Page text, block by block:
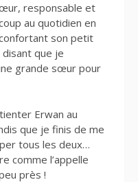
responsable et
au quotidien en
son petit
que je
grande sœur pour
Erwan au
que je finis de me
tous les deux…
comme l’appelle
près !